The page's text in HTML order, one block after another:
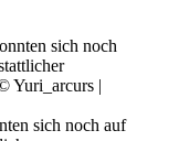
sich noch auf